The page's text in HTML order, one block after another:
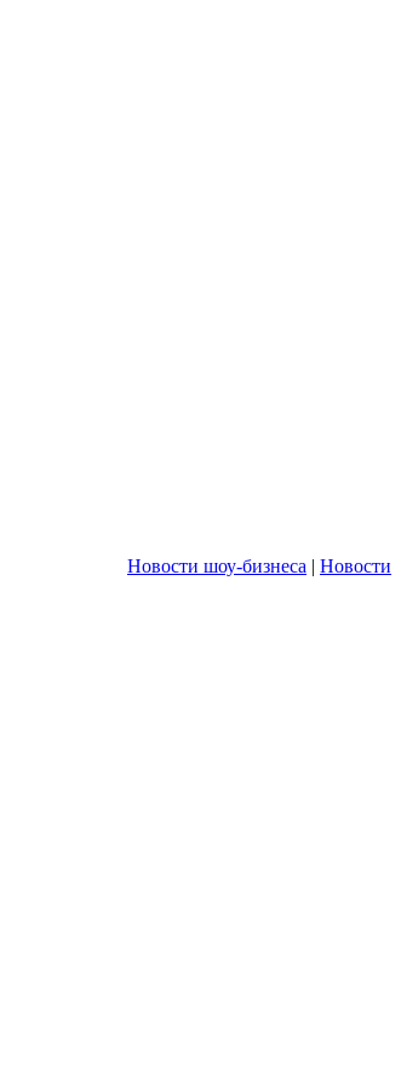
Новости шоу-бизнеса | Новости